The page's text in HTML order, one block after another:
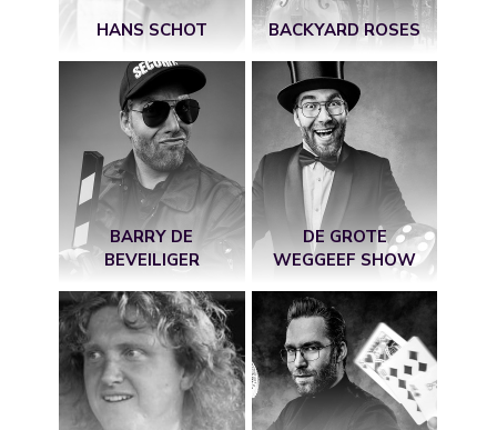
HANS SCHOT BACKYARD ROSES
BARRY DE
BEVEILIGER
DE GROTE
WEGGEEF SHOW